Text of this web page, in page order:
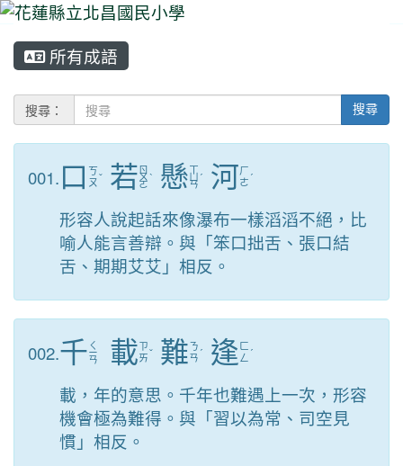
所有成語
搜尋： 搜尋
001.口 ㄎ
ㄡˇ 若 ㄖ
ㄨ
ㄛ
ˋ 懸ㄒ
ㄩ
ㄢ
ˊ 河ㄏ
ㄜ ˊ
形容人說起話來像瀑布一樣滔滔不絕，比
喻人能言善辯。與「笨口拙舌、張口結
舌、期期艾艾」相反。
002.千 ㄑ
ㄧ
ㄢ 載ㄗ
ㄞˇ 難ㄋ
ㄢ ˊ 逢 ㄈ
ㄥ ˊ
載，年的意思。千年也難遇上一次，形容
機會極為難得。與「習以為常、司空見
慣」相反。